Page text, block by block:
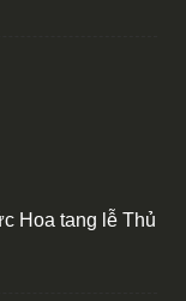
Hoa tang lễ Thủ